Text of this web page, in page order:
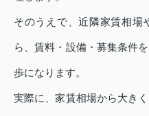
そのうえで、近隣家賃相場
ら、賃料・設備・募集条件
歩になります。
実際に、家賃相場から大き